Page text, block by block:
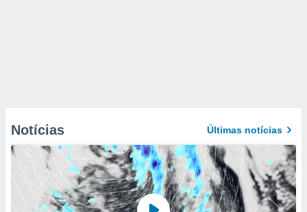
Notícias Últimas notícias